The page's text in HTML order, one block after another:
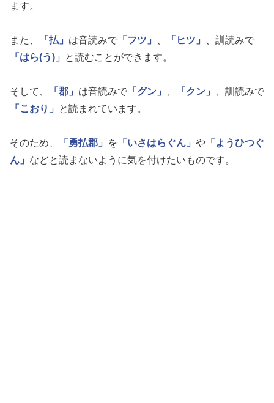
ます。
また、 「払」 は音読みで 「フツ」 「ヒツ」
、訓読みで
「はら(う)」
と読むことができます。
そして、 「郡」 は音読みで 「グン」 「クン」
、訓読みで
「こおり」
と読まれています。
そのため、 「勇払郡」 を 「いさはらぐん」 や 「ようひつぐ
ん」 などと読まないように気を付けたいものです。